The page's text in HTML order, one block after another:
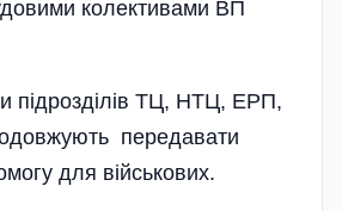
колективами ВП
під­розділів ТЦ, НТЦ, ЕРП,
передавати
для військових.